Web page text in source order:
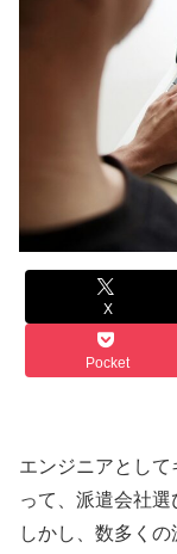
X
Pocket
エンジニアとし
って、派遣会社選
しかし、数多く